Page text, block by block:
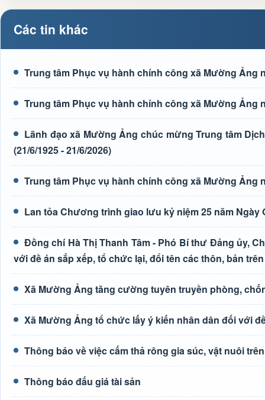
Các tin khác
Trung tâm Phục vụ hành chính công xã Mường Ảng
Trung tâm Phục vụ hành chính công xã Mường Ảng
Lãnh đạo xã Mường Ảng chúc mừng Trung tâm
(21/6/1925 - 21/6/2026)
Trung tâm Phục vụ hành chính công xã Mường Ảng
Lan tỏa Chương trình giao lưu kỷ niệm 25 năm Ngày
Đồng chí Hà Thị Thanh Tâm - Phó Bí thư Đảng ủy,
với đề án sắp xếp, tổ chức lại, đổi tên các thôn, bản
Xã Mường Ảng tăng cường tuyên truyền phòng,
Xã Mường Ảng tổ chức lấy ý kiến nhân dân đối với
Thông báo về việc cấm thả rông gia súc, vật nuôi
Thông báo đấu giá tài sản